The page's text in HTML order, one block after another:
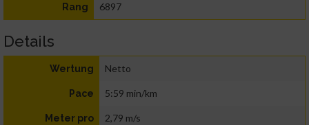
Rang 6897
Details
Wertung Netto
Pace 5:59 min/km
Meter pro
2,79 m/s